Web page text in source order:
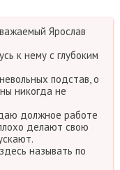
Ярослав
к нему с глубоким
подстав, о
никогда не
должное работе
делают свою
называть по